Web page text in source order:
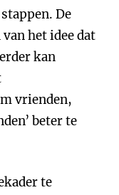
De
het idee dat
kan
vrienden,
beter te
te